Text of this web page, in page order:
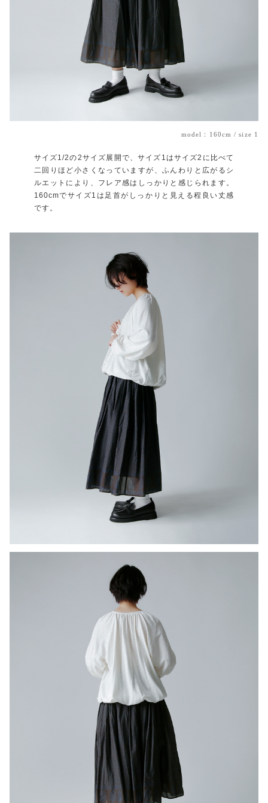
model：160cm / size 1
サイズ1/2の2サイズ展開で、サイズ1はサイズ2に比べて
二回りほど小さくなっていますが、ふんわりと広がるシ
ルエットにより、フレア感はしっかりと感じられます。
160cmでサイズ1は足首がしっかりと見える程良い丈感
です。